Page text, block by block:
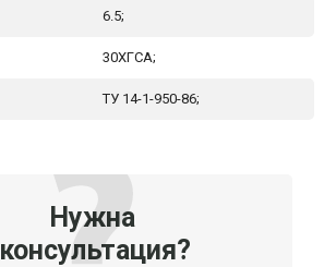
6.5;
30ХГСА;
ТУ 14-1-950-86;
Нужна
консультация?